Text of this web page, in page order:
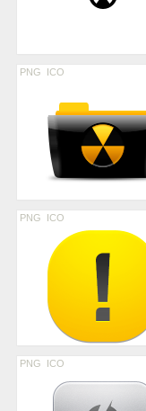
PNG ICO
PNG ICO
PNG ICO